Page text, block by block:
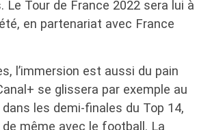
Le Tour de France 2022 sera lui à
en partenariat avec France
l’immersion est aussi du pain
se glissera par exemple au
les demi-finales du Top 14,
même avec le football. La